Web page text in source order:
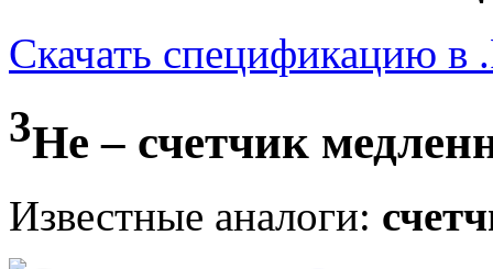
Скачать спецификацию в
3Не – счетчик
Известные аналоги: